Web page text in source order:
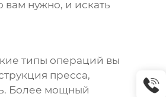
нужно, и искать
типы операций вы
пресса,
Более мощный